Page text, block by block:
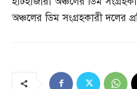
অঞ্চলের ডিম সংগ্রহকারী দলের